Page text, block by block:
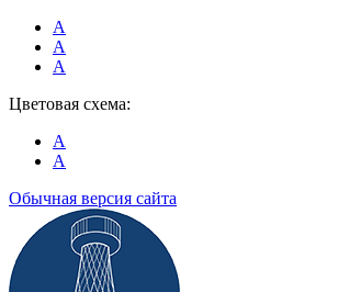
A
A
A
Цветовая схема:
A
A
Обычная версия сайта